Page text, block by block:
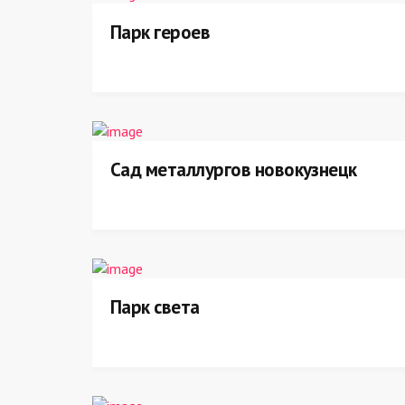
Парк героев
Сад металлургов новокузнецк
Парк света